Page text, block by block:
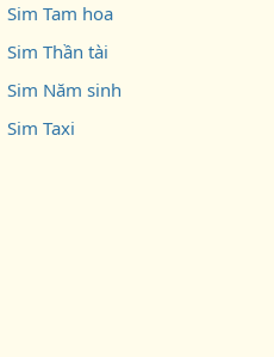
Sim Tam hoa
Sim Thần tài
Sim Năm sinh
Sim Taxi